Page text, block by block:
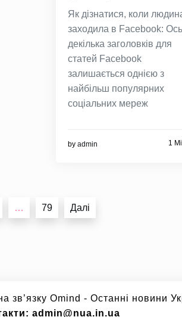
Як дізнатися, коли
заходила в Facebook: Ось
декілька заголовків для
статей Facebook
залишається однією з
найбільш популярних
соціальних мереж
by admin 1
… 79 Далі
зв’язку Omind - Останні новини
admin@nua.in.ua